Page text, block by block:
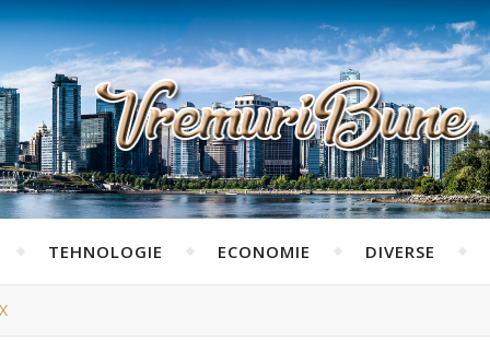
TEHNOLOGIE ECONOMIE DIVERSE